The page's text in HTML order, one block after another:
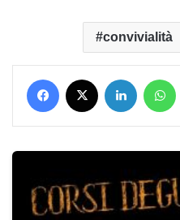
convivialità
Facebook LinkedIn